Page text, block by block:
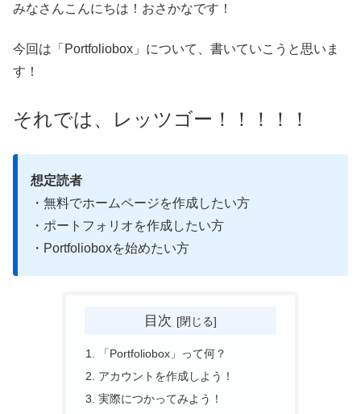
みなさんこんにちは！おさかなです！
今回は「Portfoliobox」について、書いていこうと思いま
す！
それでは、レッツゴー！！！！！
想定読者
・無料でホームページを作成したい方
・ポートフォリオを作成したい方
・Portfolioboxを始めたい方
目次
「Portfoliobox」って何？
アカウントを作成しよう！
実際につかってみよう！